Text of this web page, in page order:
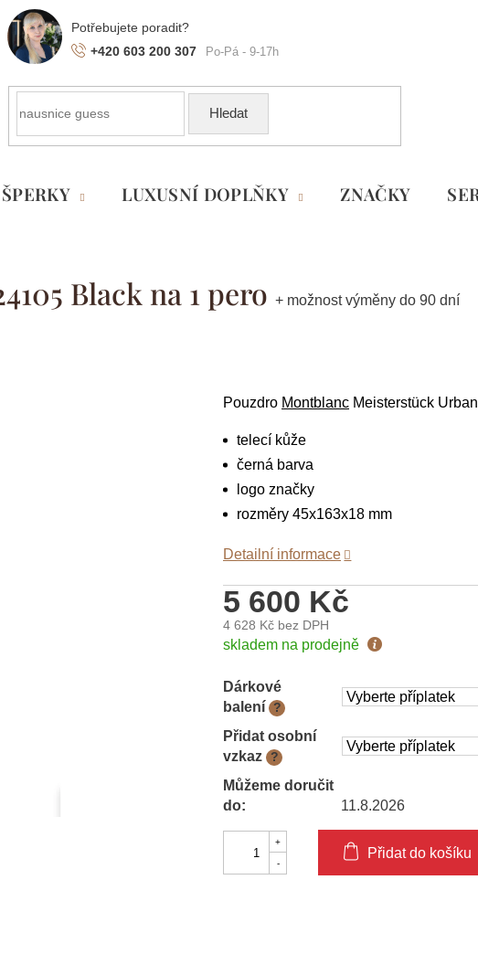
+420 603 200 307
Hledat
ŠPERKY LUXUSNÍ DOPLŇKY ZNAČKY
Black na 1 pero + možnost výměny do 90 dní
5 600 Kč
4 628 Kč bez DPH
Měrná
skladem na prodejně
Dárkové
balení
?
Přidat osobní
vzkaz
?
Můžeme doručit
do:
11.8.2026
Přidat do košíku
Pouzdro Montblanc Meisterstück Urban
telecí kůže
černá barva
logo značky
rozměry 45x163x18 mm
Detailní informace